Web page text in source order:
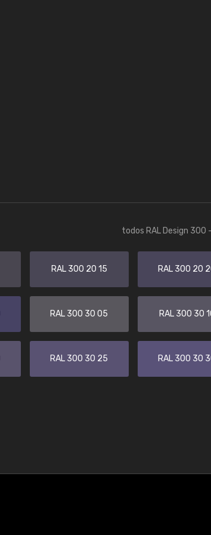
todos RAL Design 300
RAL 300 20 15 RAL 300 20
RAL 300 30 05 RAL 300 30
RAL 300 30 25 RAL 300 30